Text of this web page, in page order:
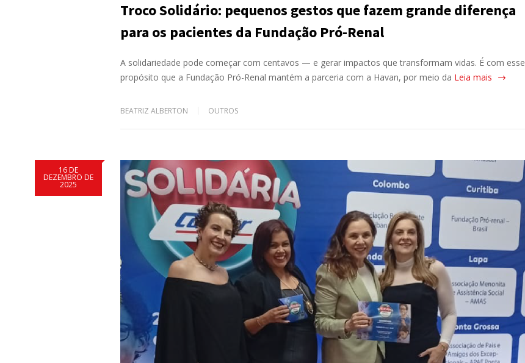
Troco Solidário: pequenos gestos que fazem grande diferença
para os pacientes da Fundação Pró-Renal
A solidariedade pode começar com centavos — e gerar impactos que transformam vidas. É com esse
propósito que a Fundação Pró-Renal mantém a parceria com a Havan, por meio da Leia mais
BEATRIZ ALBERTON OUTROS
16 DE
DEZEMBRO DE
2025